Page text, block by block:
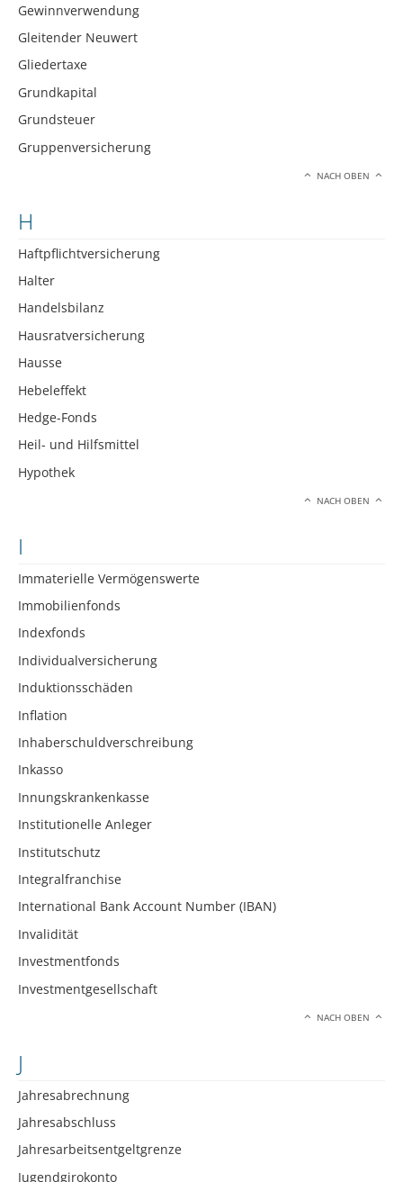
Gewinnverwendung
Gleitender Neuwert
Gliedertaxe
Grundkapital
Grundsteuer
Gruppenversicherung
NACH OBEN
H
Haftpflichtversicherung
Halter
Handelsbilanz
Hausratversicherung
Hausse
Hebeleffekt
Hedge-Fonds
Heil- und Hilfsmittel
Hypothek
NACH OBEN
I
Immaterielle Vermögenswerte
Immobilienfonds
Indexfonds
Individualversicherung
Induktionsschäden
Inflation
Inhaberschuldverschreibung
Inkasso
Innungskrankenkasse
Institutionelle Anleger
Institutschutz
Integralfranchise
International Bank Account Number (IBAN)
Invalidität
Investmentfonds
Investmentgesellschaft
NACH OBEN
J
Jahresabrechnung
Jahresabschluss
Jahresarbeitsentgeltgrenze
Jugendgirokonto